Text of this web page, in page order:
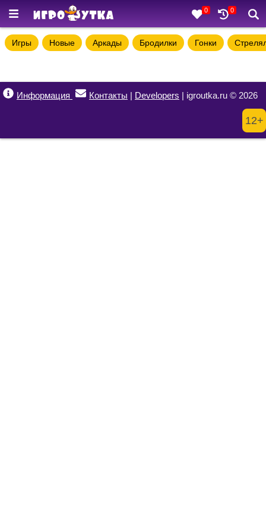
0 0
Игры Новые Аркады Бродилки Гонки
Информация Контакты | Developers | igroutka.ru © 2026
12+